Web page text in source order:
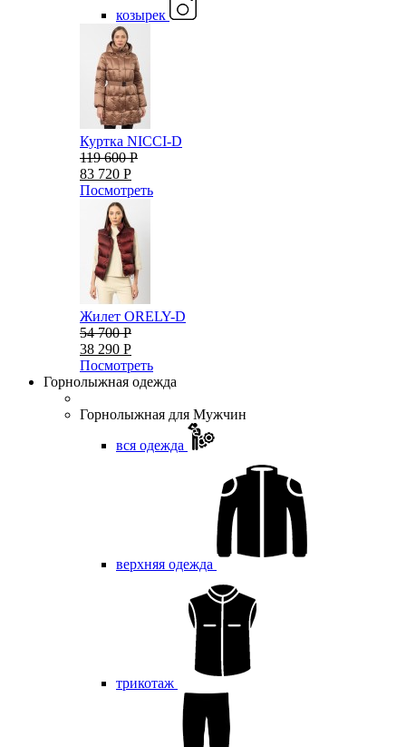
козырек
Куртка NICCI-D
119 600 Р
83 720 Р
Посмотреть
Жилет ORELY-D
54 700 Р
38 290 Р
Посмотреть
Горнолыжная одежда
Горнолыжная для Мужчин
вся одежда
верхняя одежда
трикотаж